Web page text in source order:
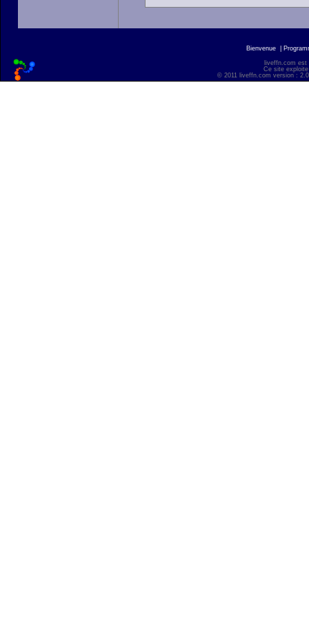
Bienvenue
liveffn.com est
Ce site
© 2011 liveffn.com version :